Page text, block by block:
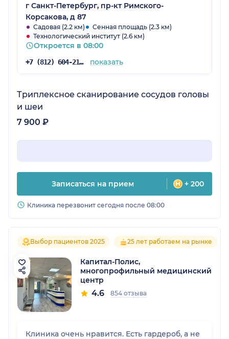
г Санкт-Петербург, пр-кт Римского-
Корсакова, д 87
Садовая (2.2 км)
Сенная площадь (2.3 км)
Технологический институт (2.6 км)
Откроется в 08:00
+7 (812) 604-21-68 показать
Триплексное сканирование сосудов головы
и шеи
7 900 ₽
Записаться на прием + 200
Клиника перезвонит сегодня после 08:00
Выбор пациентов 2025 25 лет работаем на рынке
Капитал-Полис,
многопрофильный медицинский
центр
4.6 854 отзыва
Клиника очень нравится. Есть гардероб, а не